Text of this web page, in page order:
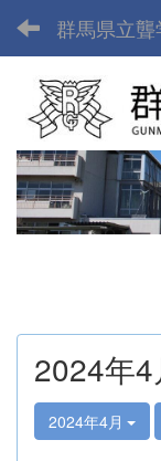
群馬県立聾
2024年
2024年4月